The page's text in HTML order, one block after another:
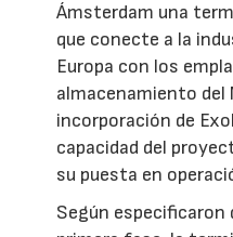
Ámsterdam una
que conecte a la
Europa con los
almacenamiento del
incorporación de
capacidad del
su puesta en
Según especificaron